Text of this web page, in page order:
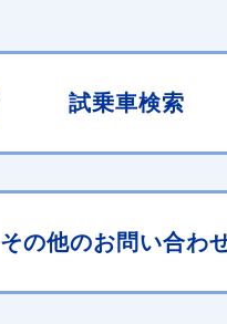
試乗車検索
その他のお問い合わ